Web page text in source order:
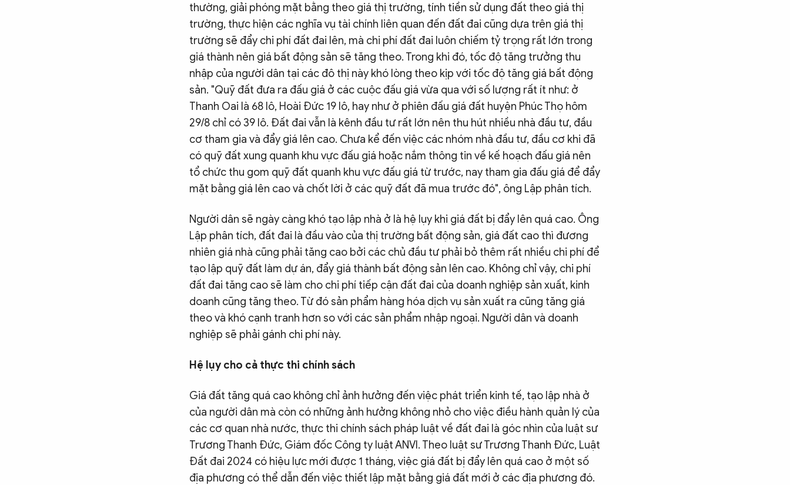
thường, giải phóng mặt bằng theo giá thị trường, tính tiền sử dụng đất theo giá thị
trường, thực hiện các nghĩa vụ tài chính liên quan đến đất đai cũng dựa trên giá thị
trường sẽ đẩy chi phí đất đai lên, mà chi phí đất đai luôn chiếm tỷ trọng rất lớn trong
giá thành nên giá bất động sản sẽ tăng theo. Trong khi đó, tốc độ tăng trưởng thu
nhập của người dân tại các đô thị này khó lòng theo kịp với tốc độ tăng giá bất động
sản. "Quỹ đất đưa ra đấu giá ở các cuộc đấu giá vừa qua với số lượng rất ít như: ở
Thanh Oai là 68 lô, Hoài Đức 19 lô, hay như ở phiên đấu giá đất huyện Phúc Thọ hôm
29/8 chỉ có 39 lô. Đất đai vẫn là kênh đầu tư rất lớn nên thu hút nhiều nhà đầu tư, đầu
cơ tham gia và đẩy giá lên cao. Chưa kể đến việc các nhóm nhà đầu tư, đầu cơ khi đã
có quỹ đất xung quanh khu vực đấu giá hoặc nắm thông tin về kế hoạch đấu giá nên
tổ chức thu gom quỹ đất quanh khu vực đấu giá từ trước, nay tham gia đấu giá để đẩy
mặt bằng giá lên cao và chốt lời ở các quỹ đất đã mua trước đó", ông Lập phân tích.
Người dân sẽ ngày càng khó tạo lập nhà ở là hệ lụy khi giá đất bị đẩy lên quá cao. Ông
Lập phân tích, đất đai là đầu vào của thị trường bất động sản, giá đất cao thì đương
nhiên giá nhà cũng phải tăng cao bởi các chủ đầu tư phải bỏ thêm rất nhiều chi phí để
tạo lập quỹ đất làm dự án, đẩy giá thành bất động sản lên cao. Không chỉ vậy, chi phí
đất đai tăng cao sẽ làm cho chi phí tiếp cận đất đai của doanh nghiệp sản xuất, kinh
doanh cũng tăng theo. Từ đó sản phẩm hàng hóa dịch vụ sản xuất ra cũng tăng giá
theo và khó cạnh tranh hơn so với các sản phẩm nhập ngoại. Người dân và doanh
nghiệp sẽ phải gánh chi phí này.
Hệ lụy cho cả thực thi chính sách
Giá đất tăng quá cao không chỉ ảnh hưởng đến việc phát triển kinh tế, tạo lập nhà ở
của người dân mà còn có những ảnh hưởng không nhỏ cho việc điều hành quản lý của
các cơ quan nhà nước, thực thi chính sách pháp luật về đất đai là góc nhìn của luật sư
Trương Thanh Đức, Giám đốc Công ty luật ANVI. Theo luật sư Trương Thanh Đức, Luật
Đất đai 2024 có hiệu lực mới được 1 tháng, việc giá đất bị đẩy lên quá cao ở một số
địa phương có thể dẫn đến việc thiết lập mặt bằng giá đất mới ở các địa phương đó.